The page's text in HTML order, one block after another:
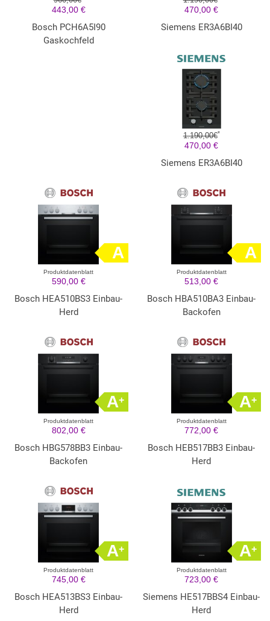
443,00 €
Bosch PCH6A5I90
Gaskochfeld
470,00 €
Siemens ER3A6BI40
1.190,00€*
470,00 €
Siemens ER3A6BI40
A
Produktdatenblatt
590,00 €
Bosch HEA510BS3 Einbau-
Herd
A
Produktdatenblatt
513,00 €
Bosch HBA510BA3 Einbau-
Backofen
A+
Produktdatenblatt
802,00 €
Bosch HBG578BB3 Einbau-
Backofen
A+
Produktdatenblatt
772,00 €
Bosch HEB517BB3 Einbau-
Herd
A+
Produktdatenblatt
745,00 €
Bosch HEA513BS3 Einbau-
Herd
A+
Produktdatenblatt
723,00 €
Siemens HE517BBS4 Einbau-
Herd